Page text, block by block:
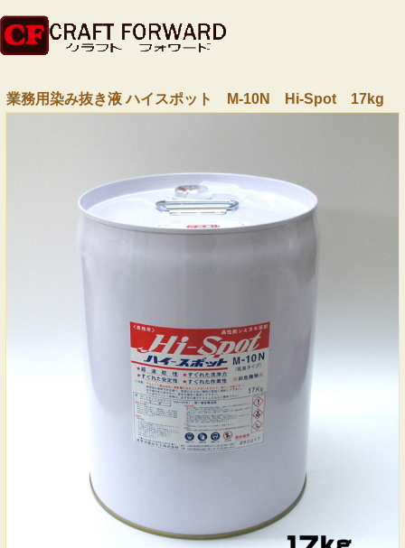
業務用染み抜き液 ハイスポット M-10N Hi-Spot 17kg